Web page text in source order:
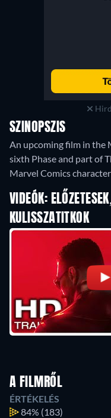
SZINOPSZIS
An upcoming film in the
sixth Phase and part of
Marvel Comics
VIDEÓK:
KULISSZATITKOK
A FILMRŐL
ÉRTÉKELÉS
84% (183)